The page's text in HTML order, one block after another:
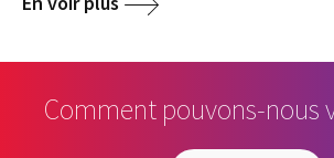
Comment pouvons-nous